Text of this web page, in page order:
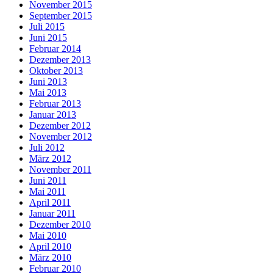
November 2015
September 2015
Juli 2015
Juni 2015
Februar 2014
Dezember 2013
Oktober 2013
Juni 2013
Mai 2013
Februar 2013
Januar 2013
Dezember 2012
November 2012
Juli 2012
März 2012
November 2011
Juni 2011
Mai 2011
April 2011
Januar 2011
Dezember 2010
Mai 2010
April 2010
März 2010
Februar 2010